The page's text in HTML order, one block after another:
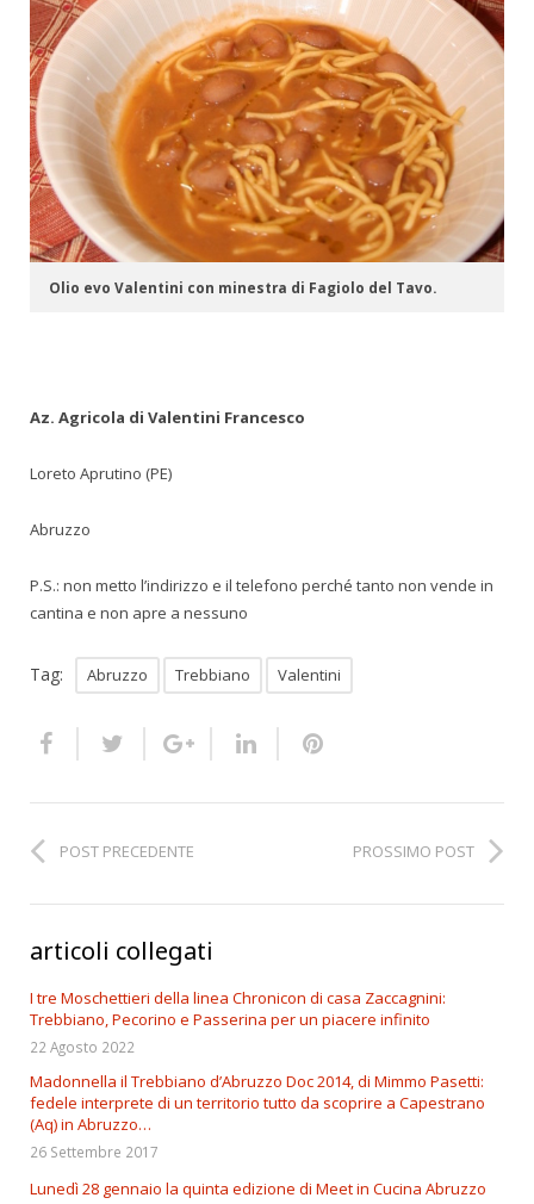
Olio evo Valentini con minestra di Fagiolo del Tavo.
Az. Agricola di Valentini Francesco
Loreto Aprutino (PE)
Abruzzo
P.S.: non metto l’indirizzo e il telefono perché tanto non vende in
cantina e non apre a nessuno
Tag: Abruzzo Trebbiano Valentini
POST PRECEDENTE PROSSIMO POST
articoli collegati
I tre Moschettieri della linea Chronicon di casa Zaccagnini:
Trebbiano, Pecorino e Passerina per un piacere infinito
22 Agosto 2022
Madonnella il Trebbiano d’Abruzzo Doc 2014, di Mimmo Pasetti:
fedele interprete di un territorio tutto da scoprire a Capestrano
(Aq) in Abruzzo…
26 Settembre 2017
Lunedì 28 gennaio la quinta edizione di Meet in Cucina Abruzzo